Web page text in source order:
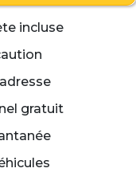
incluse
gratuit